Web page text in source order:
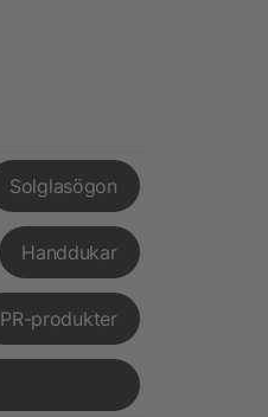
Solglasögon
Handdukar
PR-produkter